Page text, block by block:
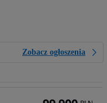
Zobacz ogłoszenia